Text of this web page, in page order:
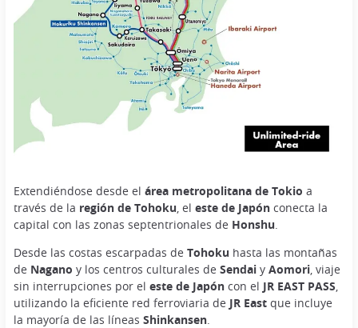
Extendiéndose desde el área metropolitana de Tokio a
través de la región de Tohoku , el este de Japón conecta la
capital con las zonas septentrionales de Honshu
Desde las costas escarpadas de Tohoku hasta las montañas
de Nagano y los centros culturales de Sendai y Aomori, viaje
sin interrupciones por el este de Japón con el JR EAST PASS,
utilizando la eficiente red ferroviaria de JR East que incluye
la mayoría de las líneas Shinkansen.